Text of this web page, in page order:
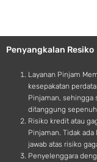
Penyangkalan Resiko
Layanan Pinjam
kesepakatan
Pinjaman, sehingga
ditanggung
Risiko kredit atau
Pinjaman. Tidak
jawab atas risiko
Penyelenggara